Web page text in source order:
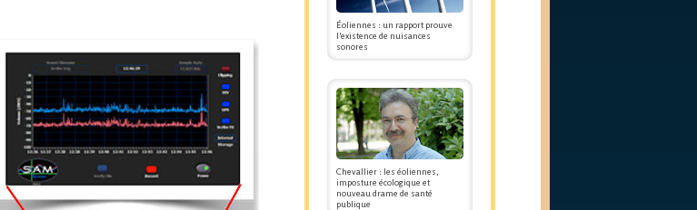
Éoliennes : un rapport prouve
l'existence de nuisances
sonores
Chevallier : les éoliennes,
imposture écologique et
nouveau drame de santé
publique